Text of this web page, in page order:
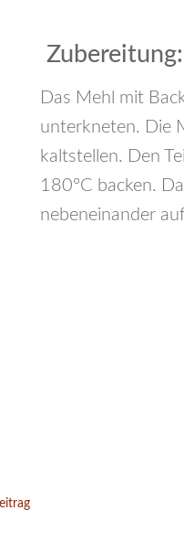
Zubereitung:
Das Mehl mit
unterkneten. Die
kaltstellen. Den
180°C backen.
nebeneinander